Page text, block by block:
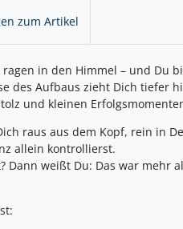
zum Artikel
in den Himmel – und Du
des Aufbaus zieht Dich tiefer
und kleinen
raus aus dem Kopf, rein in
allein kontrollierst.
Dann weißt Du: Das war mehr